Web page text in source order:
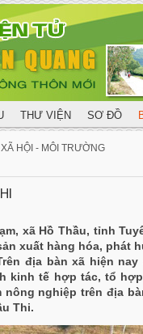
THƯ VIỆN SƠ ĐỒ
HỘI - MÔI TRƯỜNG
xã Hồ Thầu, tỉnh
xuất hàng hóa, phát
địa bàn xã hiện nay
kinh tế hợp tác, tổ
nghiệp trên địa
Thi.